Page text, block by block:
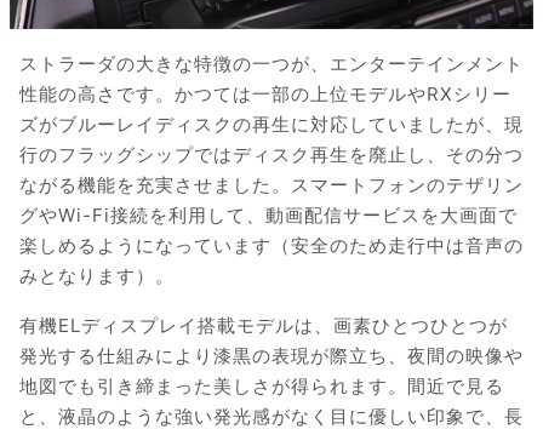
ストラーダの大きな特徴の一つが、エンターテインメント
性能の高さです。かつては一部の上位モデルやRXシリー
ズがブルーレイディスクの再生に対応していましたが、現
行のフラッグシップではディスク再生を廃止し、その分つ
ながる機能を充実させました。スマートフォンのテザリン
グやWi-Fi接続を利用して、動画配信サービスを大画面で
楽しめるようになっています（安全のため走行中は音声の
みとなります）。
有機ELディスプレイ搭載モデルは、画素ひとつひとつが
発光する仕組みにより漆黒の表現が際立ち、夜間の映像や
地図でも引き締まった美しさが得られます。間近で見る
と、液晶のような強い発光感がなく目に優しい印象で、長